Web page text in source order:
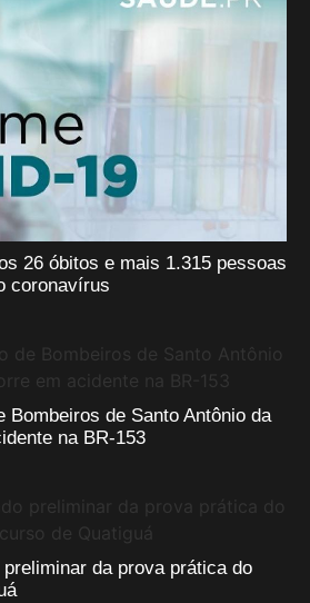
26 óbitos e mais 1.315 pessoas
coronavírus
Bombeiros de Santo Antônio da
na BR-153
da prova prática do